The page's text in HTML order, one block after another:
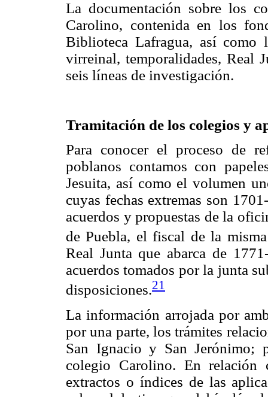
La documentación sobre los
Carolino, contenida en los
Biblioteca Lafragua, así como
virreinal, temporalidades, Real
seis líneas de investigación.
Tramitación de los colegios y
Para conocer el proceso de
poblanos contamos con
Jesuita, así como el volumen
cuyas fechas extremas son
acuerdos y propuestas de la
de Puebla, el fiscal de la
Real Junta que abarca de
acuerdos tomados por la junta
disposiciones.21
La información arrojada por
por una parte, los trámites
San Ignacio y San Jerónimo;
colegio Carolino. En relación
extractos o índices de las